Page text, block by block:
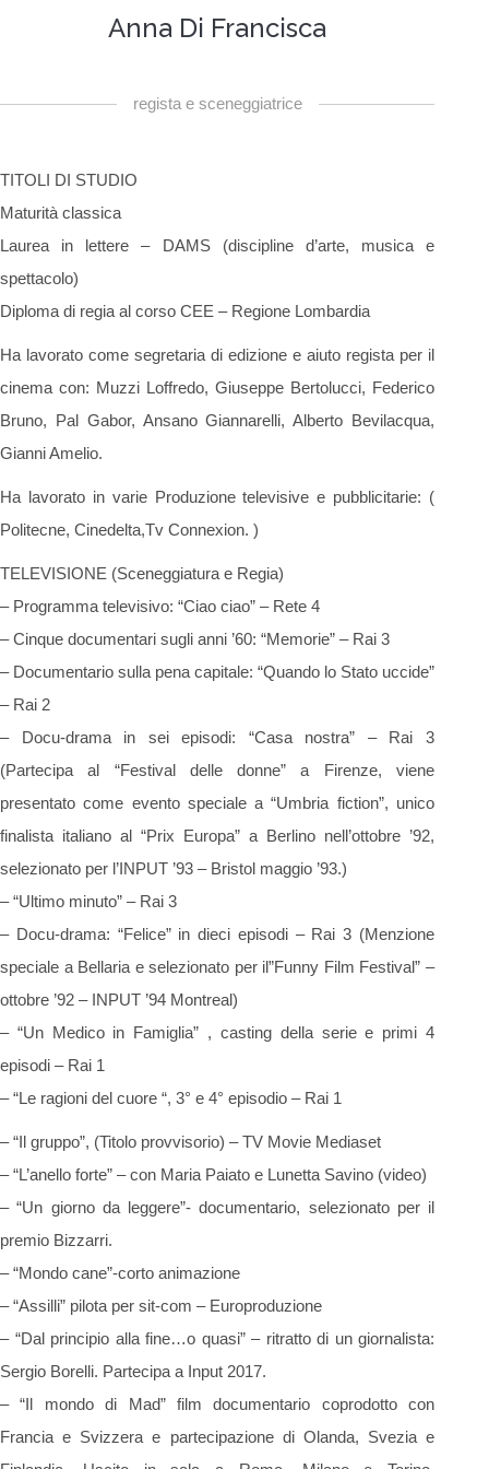
Anna Di Francisca
regista e sceneggiatrice
TITOLI DI STUDIO
Maturità classica
Laurea in lettere – DAMS (discipline d’arte, musica e
spettacolo)
Diploma di regia al corso CEE – Regione Lombardia
Ha lavorato come segretaria di edizione e aiuto regista per il
cinema con: Muzzi Loffredo, Giuseppe Bertolucci, Federico
Bruno, Pal Gabor, Ansano Giannarelli, Alberto Bevilacqua,
Gianni Amelio.
Ha lavorato in varie Produzione televisive e pubblicitarie: (
Politecne, Cinedelta,Tv Connexion. )
TELEVISIONE (Sceneggiatura e Regia)
– Programma televisivo: “Ciao ciao” – Rete 4
– Cinque documentari sugli anni ’60: “Memorie” – Rai 3
– Documentario sulla pena capitale: “Quando lo Stato uccide”
– Rai 2
– Docu-drama in sei episodi: “Casa nostra” – Rai 3
(Partecipa al “Festival delle donne” a Firenze, viene
presentato come evento speciale a “Umbria fiction”, unico
finalista italiano al “Prix Europa” a Berlino nell’ottobre ’92,
selezionato per l’INPUT ’93 – Bristol maggio ’93.)
– “Ultimo minuto” – Rai 3
– Docu-drama: “Felice” in dieci episodi – Rai 3 (Menzione
speciale a Bellaria e selezionato per il”Funny Film Festival” –
ottobre ’92 – INPUT ’94 Montreal)
– “Un Medico in Famiglia” , casting della serie e primi 4
episodi – Rai 1
– “Le ragioni del cuore “, 3° e 4° episodio – Rai 1
– “Il gruppo”, (Titolo provvisorio) – TV Movie Mediaset
– “L’anello forte” – con Maria Paiato e Lunetta Savino (video)
– “Un giorno da leggere”- documentario, selezionato per il
premio Bizzarri.
– “Mondo cane”-corto animazione
– “Assilli” pilota per sit-com – Europroduzione
– “Dal principio alla fine…o quasi” – ritratto di un giornalista:
Sergio Borelli. Partecipa a Input 2017.
– “Il mondo di Mad” film documentario coprodotto con
Francia e Svizzera e partecipazione di Olanda, Svezia e